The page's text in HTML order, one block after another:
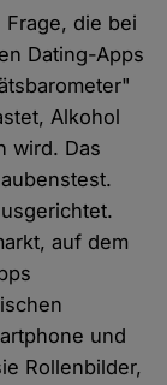
die bei
Dating-Apps
Alkohol
wird. Das
auf dem
und
Rollenbilder,